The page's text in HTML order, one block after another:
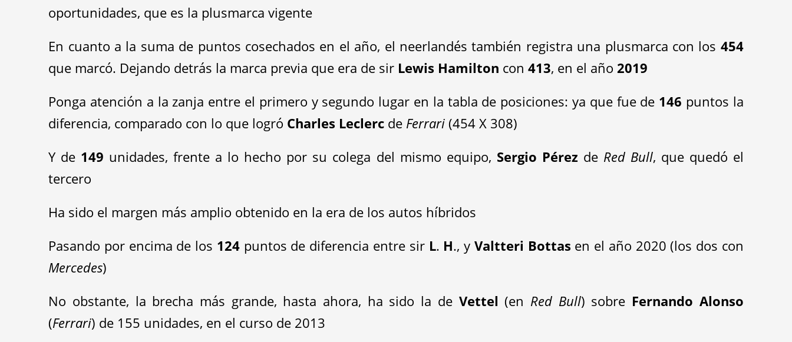
oportunidades, que es la plusmarca vigente
En cuanto a la suma de puntos cosechados en el año, el neerlandés también registra una plusmarca con los 454
que marcó. Dejando detrás la marca previa que era de sir Lewis Hamilton con413, en el año2019
Ponga atención a la zanja entre el primero y segundo lugar en la tabla de posiciones: ya que fue de 146 puntos la
diferencia, comparado con lo que logró Charles Leclerc de Ferrari (454 X 308)
Y de 149 unidades, frente a lo hecho por su colega del mismo equipo, Sergio Pérez de Red Bull, que quedó el
tercero
Ha sido el margen más amplio obtenido en la era de los autos híbridos
Pasando por encima de los 124puntos de diferencia entre sir L. H., y Valtteri Bottas en el año 2020 (los dos con
Mercedes)
No obstante, la brecha más grande, hasta ahora, ha sido la de Vettel (en Red Bull) sobre Fernando Alonso
(Ferrari) de 155 unidades, en el curso de 2013